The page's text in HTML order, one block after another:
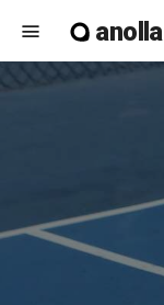
menu anolla